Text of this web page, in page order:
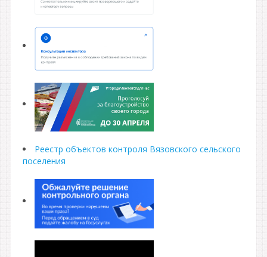
Реестр объектов контроля Вязовского сельского
поселения